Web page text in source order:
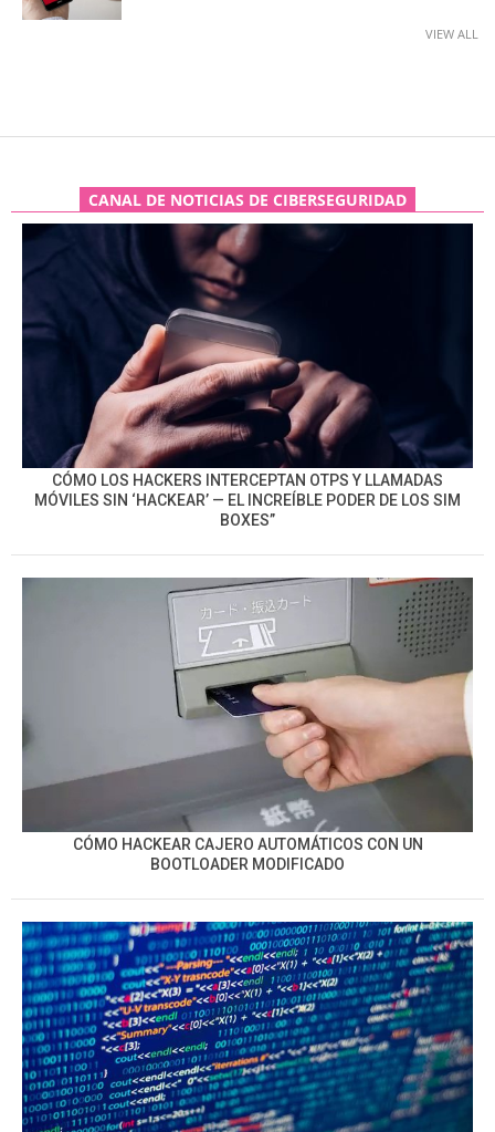
VIEW ALL
CANAL DE NOTICIAS DE CIBERSEGURIDAD
CÓMO LOS HACKERS INTERCEPTAN OTPS Y LLAMADAS
MÓVILES SIN ‘HACKEAR’ — EL INCREÍBLE PODER DE LOS SIM
BOXES”
CÓMO HACKEAR CAJERO AUTOMÁTICOS CON UN
BOOTLOADER MODIFICADO